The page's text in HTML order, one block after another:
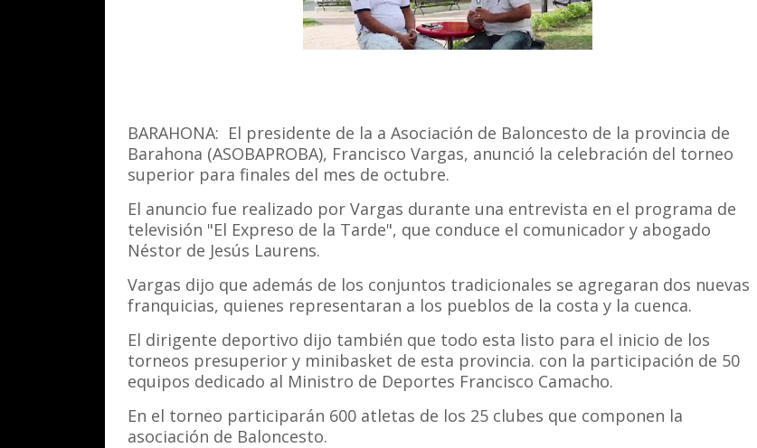
BARAHONA: El presidente de la a Asociación de Baloncesto de la provincia de
Barahona (ASOBAPROBA), Francisco Vargas, anunció la celebración del torneo
superior para finales del mes de octubre.
El anuncio fue realizado por Vargas durante una entrevista en el programa de
televisión "El Expreso de la Tarde", que conduce el comunicador y abogado
Néstor de Jesús Laurens.
Vargas dijo que además de los conjuntos tradicionales se agregaran dos nuevas
franquicias, quienes representaran a los pueblos de la costa y la cuenca.
El dirigente deportivo dijo también que todo esta listo para el inicio de los
torneos presuperior y minibasket de esta provincia. con la participación de 50
equipos dedicado al Ministro de Deportes Francisco Camacho.
En el torneo participarán 600 atletas de los 25 clubes que componen la
asociación de Baloncesto.